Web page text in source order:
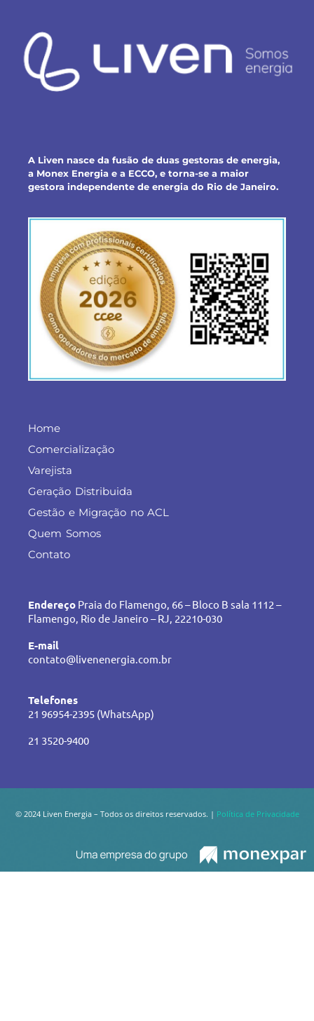
A Liven nasce da fusão de duas gestoras de energia,
a Monex Energia e a ECCO, e torna-se a maior
gestora independente de energia do Rio de Janeiro.
Home
Comercialização
Varejista
Geração Distribuida
Gestão e Migração no ACL
Quem Somos
Contato
Endereço Praia do Flamengo, 66 – Bloco B sala 1112 –
Flamengo, Rio de Janeiro – RJ, 22210-030
E-mail
contato@livenenergia.com.br
Telefones
21 96954-2395 (WhatsApp)
21 3520-9400
© 2024 Liven Energia – Todos os direitos reservados. | Política de Privacidade